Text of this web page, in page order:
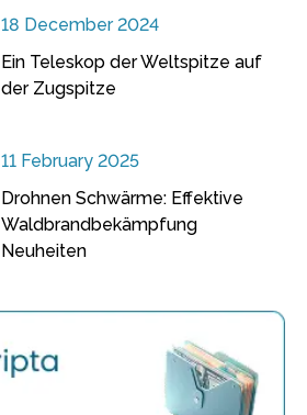
18 December 2024
Ein Teleskop der Weltspitze auf
der Zugspitze
11 February 2025
Drohnen Schwärme: Effektive
Waldbrandbekämpfung
Neuheiten